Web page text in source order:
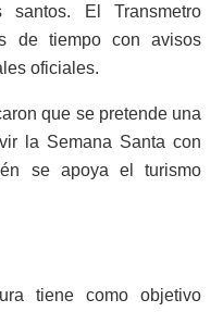
El Transmetro
de tiempo con avisos
oficiales.
que se pretende una
la Semana Santa con
se apoya el turismo
tiene como objetivo